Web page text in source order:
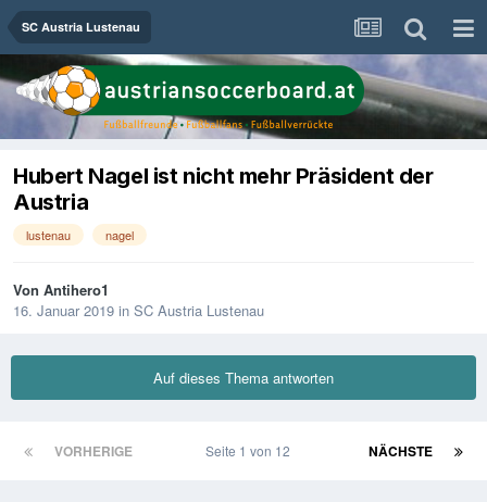
SC Austria Lustenau
Hubert Nagel ist nicht mehr Präsident der
Austria
lustenau nagel
Von Antihero1
16. Januar 2019 in SC Austria Lustenau
Auf dieses Thema antworten
VORHERIGE NÄCHSTE
Seite 1 von 12